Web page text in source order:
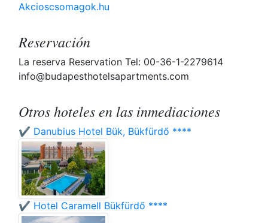
Akcioscsomagok.hu
Reservación
La reserva Reservation Tel: 00-36-1-2279614
info@budapesthotelsapartments.com
Otros hoteles en las inmediaciones
✔️ Danubius Hotel Bük, Bükfürdő ****
✔️ Hotel Caramell Bükfürdő ****